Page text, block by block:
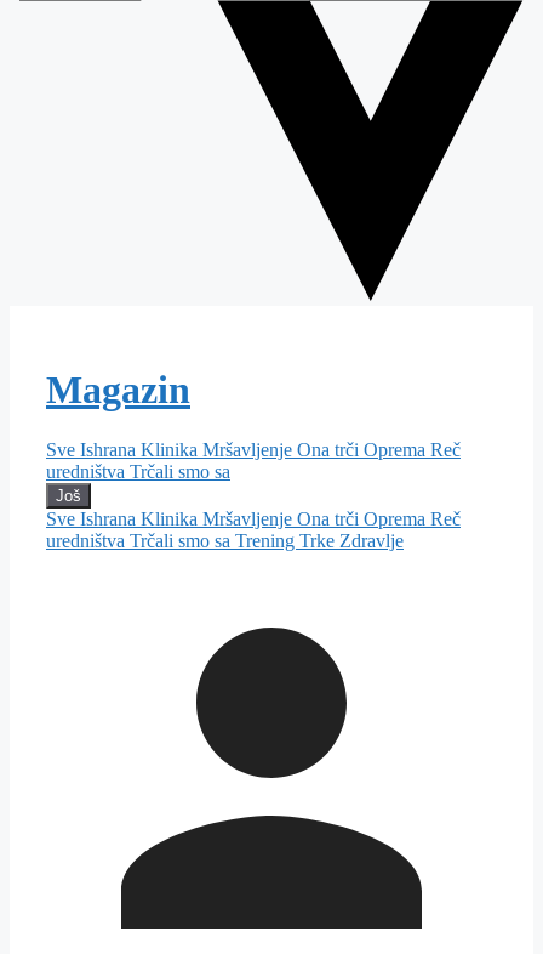
Magazin
Sve Ishrana Klinika Mršavljenje Ona trči Oprema Reč
uredništva Trčali smo sa
Još
Sve Ishrana Klinika Mršavljenje Ona trči Oprema Reč
uredništva Trčali smo sa Trening Trke Zdravlje